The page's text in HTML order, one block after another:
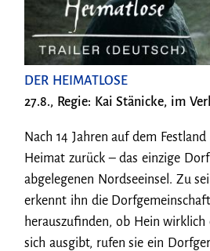
DER HEIMATLOSE
27.8., Regie: Kai Stänicke, im
Nach 14 Jahren auf dem
Heimat zurück – das einzige
abgelegenen Nordseeinsel. Zu
erkennt ihn die
herauszufinden, ob Hein
sich ausgibt, rufen sie ein